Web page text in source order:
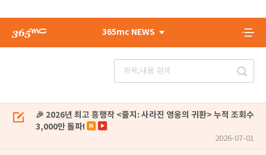
365mc NEWS
🎉 2026년 최고 흥행작 <줄지: 사라진 영웅의 귀환> 누적 조회수
3,000만 돌파!
2026-07-01